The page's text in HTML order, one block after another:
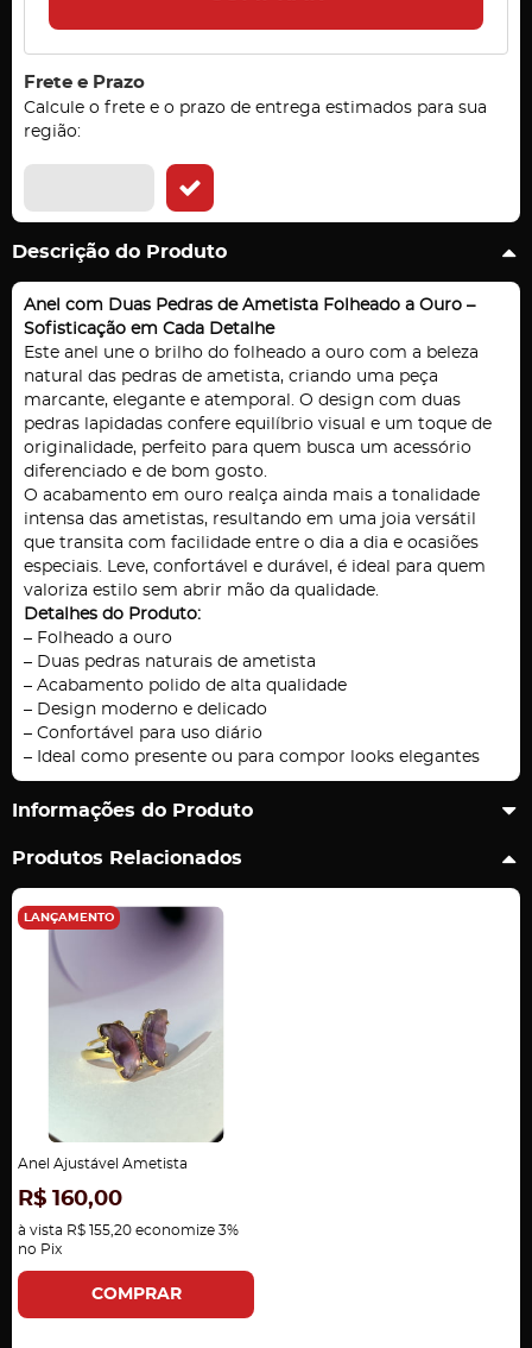
Frete e Prazo
Calcule o frete e o prazo de entrega estimados para sua
região:
Descrição do Produto
Anel com Duas Pedras de Ametista Folheado a Ouro –
Sofisticação em Cada Detalhe
Este anel une o brilho do folheado a ouro com a beleza
natural das pedras de ametista, criando uma peça
marcante, elegante e atemporal. O design com duas
pedras lapidadas confere equilíbrio visual e um toque de
originalidade, perfeito para quem busca um acessório
diferenciado e de bom gosto.
O acabamento em ouro realça ainda mais a tonalidade
intensa das ametistas, resultando em uma joia versátil
que transita com facilidade entre o dia a dia e ocasiões
especiais. Leve, confortável e durável, é ideal para quem
valoriza estilo sem abrir mão da qualidade.
Detalhes do Produto:
– Folheado a ouro
– Duas pedras naturais de ametista
– Acabamento polido de alta qualidade
– Design moderno e delicado
– Confortável para uso diário
– Ideal como presente ou para compor looks elegantes
Informações do Produto
Produtos Relacionados
LANÇAMENTO
Anel Ajustável Ametista
R$ 160,00
à vista R$ 155,20 economize 3%
no Pix
COMPRAR